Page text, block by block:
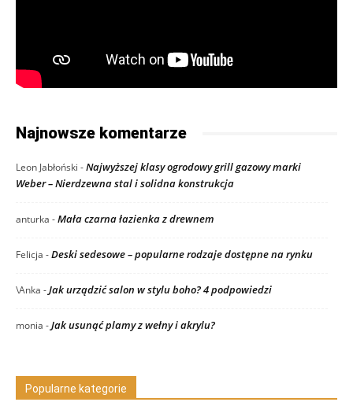
Najnowsze komentarze
Leon Jabłoński -Najwyższej klasy ogrodowy grill gazowy marki
Weber – Nierdzewna stal i solidna konstrukcja
anturka -Mała czarna łazienka z drewnem
Felicja -Deski sedesowe – popularne rodzaje dostępne na rynku
\Anka -Jak urządzić salon w stylu boho? 4 podpowiedzi
monia -Jak usunąć plamy z wełny i akrylu?
Popularne kategorie